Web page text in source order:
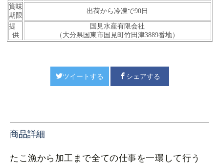
賞味
期限
出荷から冷凍で90日
提
供
国見水産有限会社
（大分県国東市国見町竹田津3889番地）
ツイートする シェアする
商品詳細
たこ漁から加工まで全ての仕事を一環して行う